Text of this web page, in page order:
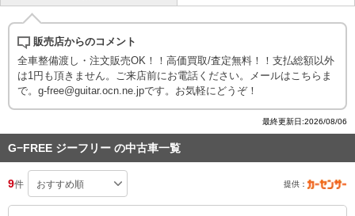
販売店からのコメント
全車整備渡し・注文販売OK！！高価買取/査定無料！！支払総額以外
は1円も頂きません。ご来店前にお電話ください。メールはこちらま
で。g-free@guitar.ocn.ne.jpです。お気軽にどうぞ！
最終更新日:2026/08/06
G−FREE ジーフリー の中古車一覧
9件 提供：